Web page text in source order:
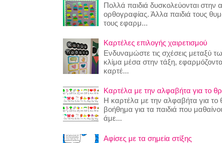
Πολλά παιδιά δυσκολεύονται
ορθογραφίας. Άλλα παιδιά τους
τους εφαρμ...
Καρτέλες επιλογής χαιρετισμού
Ενδυναμώστε τις σχέσεις μεταξύ
κλίμα μέσα στην τάξη,
καρτέ...
Καρτέλα με την αλφαβήτα για το
Η καρτέλα με την αλφαβήτα για το
βοήθημα για τα παιδιά που
άμε...
Αφίσες με τα σημεία στίξης